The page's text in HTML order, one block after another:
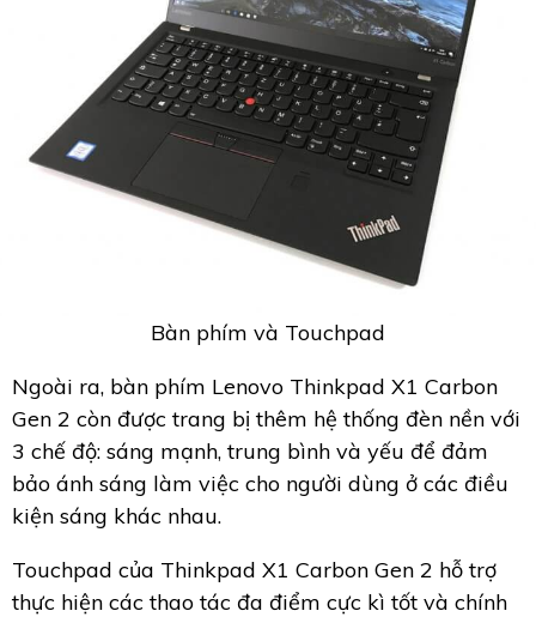
Bàn phím và Touchpad
Ngoài ra, bàn phím Lenovo Thinkpad X1 Carbon
Gen 2 còn được trang bị thêm hệ thống đèn nền với
3 chế độ: sáng mạnh, trung bình và yếu để đảm
bảo ánh sáng làm việc cho người dùng ở các điều
kiện sáng khác nhau.
Touchpad của Thinkpad X1 Carbon Gen 2 hỗ trợ
thực hiện các thao tác đa điểm cực kì tốt và chính